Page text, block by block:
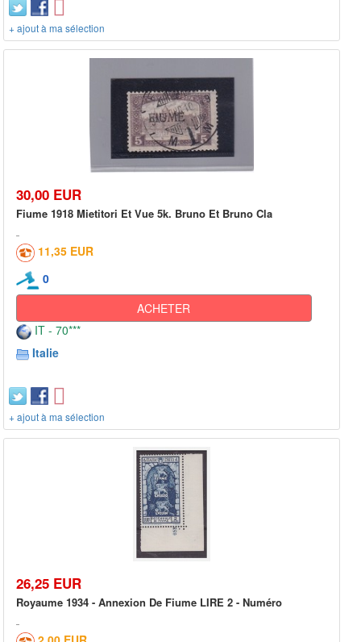
+ ajout à ma sélection
30,00 EUR
Fiume 1918 Mietitori Et Vue 5k. Bruno Et Bruno Cla
11,35 EUR
0
ACHETER
IT - 70***
Italie
+ ajout à ma sélection
26,25 EUR
Royaume 1934 - Annexion De Fiume LIRE 2 - Numéro